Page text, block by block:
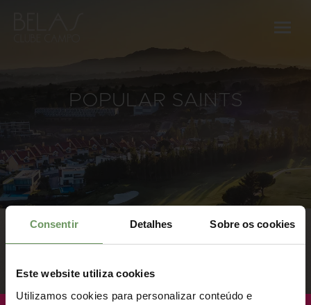
Consentir Detalhes Sobre os cookies
Este website utiliza cookies
Utilizamos cookies para personalizar conteúdo e
POPULAR SAINTS